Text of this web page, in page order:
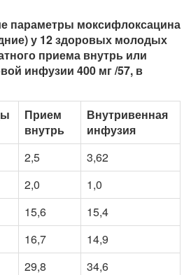
параметры моксифлоксацина
у 12 здоровых молодых
приема внутрь или
инфузии 400 мг /57, в
Прием
внутрь
Внутривенная
инфузия
2,5
3,62
2,0
1,0
15,6
15,4
16,7
14,9
29,8
34,6